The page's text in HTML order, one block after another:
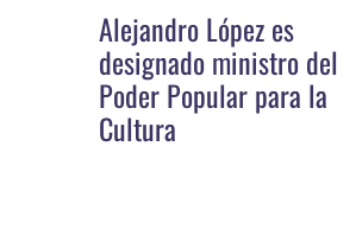
Alejandro López es
designado ministro del
Poder Popular para la
Cultura